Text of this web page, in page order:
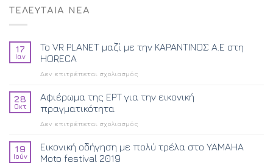
ΤΕΛΕΥΤΑΙΑ ΝΕΑ
17
Ιαν
To VR PLANET μαζί με την ΚΑΡΑΝΤΙΝΟΣ Α.Ε στη
HORECA
Δεν επιτρέπεται σχολιασμός
PLANET
ΚΑΡΑΝΤΙΝΟΣ
28
Οκτ
Αφιέρωμα της ΕΡΤ για την εικονική
πραγματικότητα
Δεν επιτρέπεται σχολιασμός
της
19
Ιούν
Εικονική οδήγηση με πολύ τρέλα στο YAMAHA
Moto festival 2019